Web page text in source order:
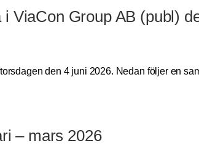
ViaCon Group AB (publ)
den 4 juni 2026. Nedan följer en
– mars 2026